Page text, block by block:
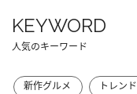
KEYWORD
人気のキーワード
新作グルメ トレンド